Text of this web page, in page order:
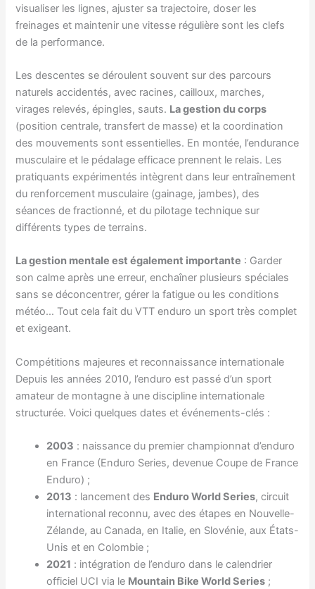
visualiser les lignes, ajuster sa trajectoire, doser les
freinages et maintenir une vitesse régulière sont les clefs
de la performance.
Les descentes se déroulent souvent sur des parcours
naturels accidentés, avec racines, cailloux, marches,
virages relevés, épingles, sauts. La gestion du corps
(position centrale, transfert de masse) et la coordination
des mouvements sont essentielles. En montée, l’endurance
musculaire et le pédalage efficace prennent le relais. Les
pratiquants expérimentés intègrent dans leur entraînement
du renforcement musculaire (gainage, jambes), des
séances de fractionné, et du pilotage technique sur
différents types de terrains.
La gestion mentale est également importante : Garder
son calme après une erreur, enchaîner plusieurs spéciales
sans se déconcentrer, gérer la fatigue ou les conditions
météo… Tout cela fait du VTT enduro un sport très complet
et exigeant.
Compétitions majeures et reconnaissance internationale
Depuis les années 2010, l’enduro est passé d’un sport
amateur de montagne à une discipline internationale
structurée. Voici quelques dates et événements-clés :
2003 : naissance du premier championnat d’enduro
en France (Enduro Series, devenue Coupe de France
Enduro) ;
2013 : lancement des Enduro World Series, circuit
international reconnu, avec des étapes en Nouvelle-
Zélande, au Canada, en Italie, en Slovénie, aux États-
Unis et en Colombie ;
2021 : intégration de l’enduro dans le calendrier
officiel UCI via le Mountain Bike World Series ;